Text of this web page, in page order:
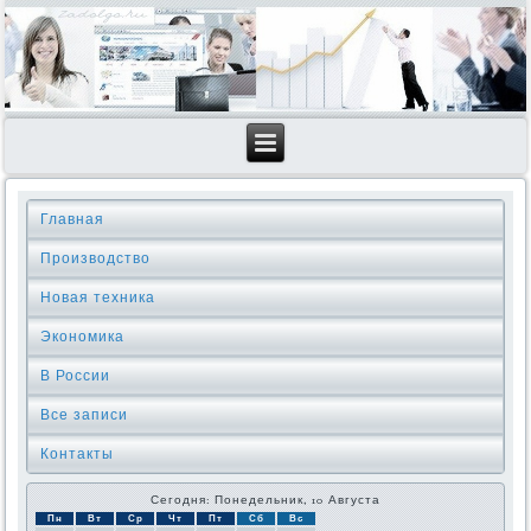
Главная
Производство
Новая техника
Экономика
В России
Все записи
Контакты
Сегодня: Понедельник, 10 Августа
Пн Вт Ср Чт Пт Сб Вс